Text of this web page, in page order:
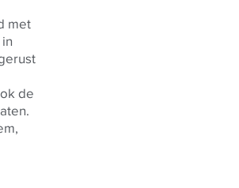
met
de